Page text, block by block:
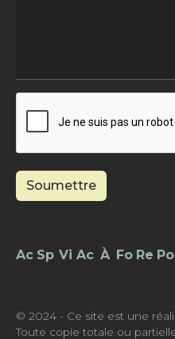
Soumettre
Footer - Menu
© 2024 - Ce site est une
Toute copie totale ou